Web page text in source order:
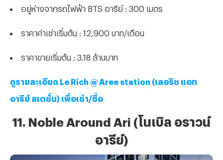
อยู่ห่างจากรถไฟฟ้า BTS อารีย์ : 300 เมตร
ราคาค่าเช่าเริ่มต้น : 12,900 บาท/เดือน
ราคาขายเริ่มต้น : 3.18 ล้านบาท
ดูรายละเอียด Le Rich @ Aree station (เลอริช แอท
อารีย์ สเตชั่น) เพื่อเช่า/ซื้อ
11. Noble Around Ari (โนเบิล อราวน์
อารีย์)